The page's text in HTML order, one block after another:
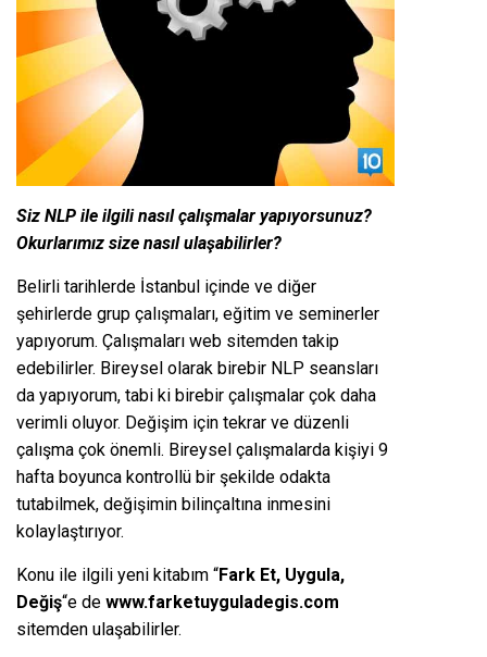
Siz NLP ile ilgili nasıl çalışmalar yapıyorsunuz?
Okurlarımız size nasıl ulaşabilirler?
Belirli tarihlerde İstanbul içinde ve diğer
şehirlerde grup çalışmaları, eğitim ve seminerler
yapıyorum. Çalışmaları web sitemden takip
edebilirler. Bireysel olarak birebir NLP seansları
da yapıyorum, tabi ki birebir çalışmalar çok daha
verimli oluyor. Değişim için tekrar ve düzenli
çalışma çok önemli. Bireysel çalışmalarda kişiyi 9
hafta boyunca kontrollü bir şekilde odakta
tutabilmek, değişimin bilinçaltına inmesini
kolaylaştırıyor.
Konu ile ilgili yeni kitabım “Fark Et, Uygula,
Değiş“e de www.farketuyguladegis.com
sitemden ulaşabilirler.